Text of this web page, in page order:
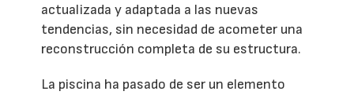
actualizada y adaptada a las nuevas
tendencias, sin necesidad de acometer una
reconstrucción completa de su estructura.
La piscina ha pasado de ser un elemento